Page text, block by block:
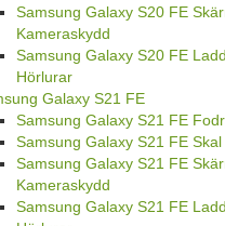
Samsung Galaxy S20 FE
Kameraskydd
Samsung Galaxy S20 FE
Hörlurar
Galaxy S21 FE
Samsung Galaxy S21 FE
Samsung Galaxy S21 FE Skal
Samsung Galaxy S21 FE
Kameraskydd
Samsung Galaxy S21 FE